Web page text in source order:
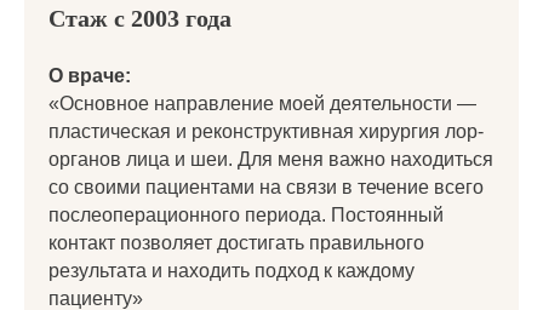
Стаж с 2003 года
О враче:
«Основное направление моей деятельности —
пластическая и реконструктивная хирургия лор-
органов лица и шеи. Для меня важно находиться
со своими пациентами на связи в течение всего
послеоперационного периода. Постоянный
контакт позволяет достигать правильного
результата и находить подход к каждому
пациенту»